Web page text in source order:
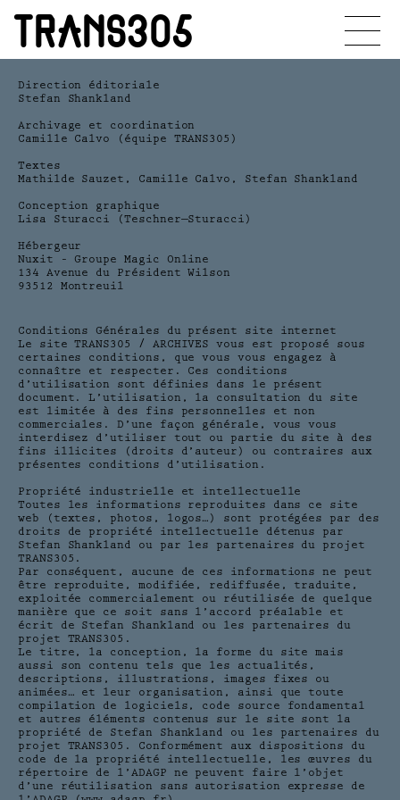
TRANS305
Direction éditoriale
Stefan Shankland
Archivage et coordination
Camille Calvo (équipe TRANS305)
Textes
Mathilde Sauzet, Camille Calvo, Stefan Shankland
Conception graphique
Lisa Sturacci (Teschner—Sturacci)
Hébergeur
Nuxit – Groupe Magic Online
134 Avenue du Président Wilson
93512 Montreuil
Conditions Générales du présent site internet
Le site TRANS305 / ARCHIVES vous est proposé sous
certaines conditions, que vous vous engagez à
connaître et respecter. Ces conditions
d’utilisation sont définies dans le présent
document. L’utilisation, la consultation du site
est limitée à des fins personnelles et non
commerciales. D’une façon générale, vous vous
interdisez d’utiliser tout ou partie du site à des
fins illicites (droits d’auteur) ou contraires aux
présentes conditions d’utilisation.
Propriété industrielle et intellectuelle
Toutes les informations reproduites dans ce site
web (textes, photos, logos…) sont protégées par des
droits de propriété intellectuelle détenus par
Stefan Shankland ou par les partenaires du projet
TRANS305.
Par conséquent, aucune de ces informations ne peut
être reproduite, modifiée, rediffusée, traduite,
exploitée commercialement ou réutilisée de quelque
manière que ce soit sans l’accord préalable et
écrit de Stefan Shankland ou les partenaires du
projet TRANS305.
Le titre, la conception, la forme du site mais
aussi son contenu tels que les actualités,
descriptions, illustrations, images fixes ou
animées… et leur organisation, ainsi que toute
compilation de logiciels, code source fondamental
et autres éléments contenus sur le site sont la
propriété de Stefan Shankland ou les partenaires du
projet TRANS305. Conformément aux dispositions du
code de la propriété intellectuelle, les œuvres du
répertoire de l’ADAGP ne peuvent faire l’objet
d’une réutilisation sans autorisation expresse de